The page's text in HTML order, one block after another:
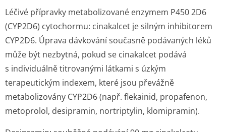
Léčivé přípravky metabolizované enzymem P450 2D6
(CYP2D6) cytochormu: cinakalcet je silným inhibitorem
CYP2D6. Úprava dávkování současně podávaných léků
může být nezbytná, pokud se cinakalcet podává
s individuálně titrovanými látkami s úzkým
terapeutickým indexem, které jsou převážně
metabolizovány CYP2D6 (např. flekainid, propafenon,
metoprolol, desipramin, nortriptylin, klomipramin).